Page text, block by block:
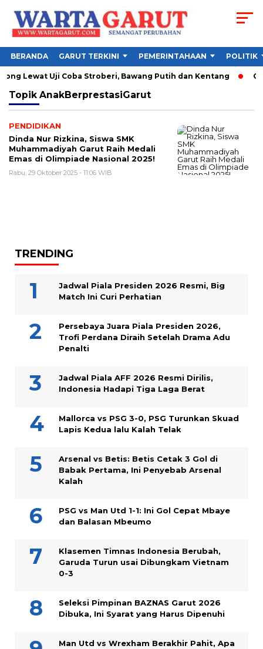
BERANDA GARUT TERKINI PEMERINTAHAAN POLITIK
Lewat Uji Coba Stroberi, Bawang Putih dan Kentang
Topik AnakBerprestasiGarut
PENDIDIKAN
Dinda Nur Rizkina, Siswa SMK
Muhammadiyah Garut Raih Medali
Emas di Olimpiade Nasional 2025!
Rabu, 29 Oktober 2025 - 11:06 WIB
TRENDING
Jadwal Piala Presiden 2026 Resmi, Big
Match Ini Curi Perhatian
Persebaya Juara Piala Presiden 2026,
Trofi Perdana Diraih Setelah Drama Adu
Penalti
Jadwal Piala AFF 2026 Resmi Dirilis,
Indonesia Hadapi Tiga Laga Berat
Mallorca vs PSG 3-0, PSG Turunkan Skuad
Lapis Kedua lalu Kalah Telak
Arsenal vs Betis: Betis Cetak 3 Gol di
Babak Pertama, Ini Penyebab Arsenal
Kalah
PSG vs Man Utd 1-1: Ini Gol Cepat Mbaye
dan Balasan Mbeumo
Klasemen Timnas Indonesia Berubah,
Garuda Turun usai Dibungkam Vietnam
0-3
Seleksi Pimpinan BAZNAS Garut 2026
Dibuka, Ini Syarat yang Harus Dipenuhi
Man Utd vs Wrexham Berakhir Pahit, Apa